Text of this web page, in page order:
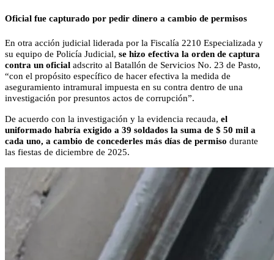
Oficial fue capturado por pedir dinero a cambio de permisos
En otra acción judicial liderada por la Fiscalía 2210 Especializada y
su equipo de Policía Judicial, se hizo efectiva la orden de captura
contra un oficial adscrito al Batallón de Servicios No. 23 de Pasto,
“con el propósito específico de hacer efectiva la medida de
aseguramiento intramural impuesta en su contra dentro de una
investigación por presuntos actos de corrupción”.
De acuerdo con la investigación y la evidencia recauda, el
uniformado habría exigido a 39 soldados la suma de $ 50 mil a
cada uno, a cambio de concederles más días de permiso durante
las fiestas de diciembre de 2025.